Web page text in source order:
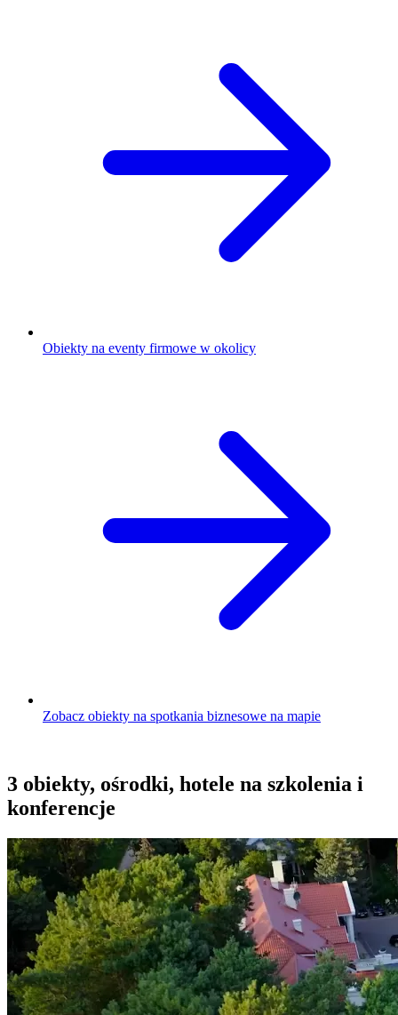
Obiekty na eventy firmowe w okolicy
Zobacz obiekty na spotkania biznesowe na mapie
3 obiekty, ośrodki, hotele na szkolenia i
konferencje